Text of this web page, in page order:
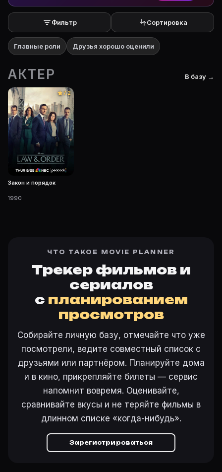
Фильтр Сортировка
Главные роли Друзья хорошо оценили
АКТЕР В базу →
7.2
Закон и порядок
1990
ЧТО ТАКОЕ MOVIE PLANNER
Трекер фильмов и
сериалов
с планированием
просмотров
Собирайте личную базу, отмечайте что уже
посмотрели, ведите совместный список с
друзьями или партнёром. Планируйте дома
и в кино, прикрепляйте билеты — сервис
напомнит вовремя. Оценивайте,
сравнивайте вкусы и не теряйте фильмы в
длинном списке «когда-нибудь».
Зарегистрироваться